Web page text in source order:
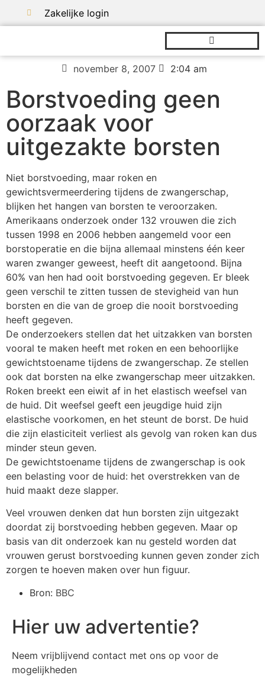
Zakelijke login
november 8, 2007 2:04 am
Borstvoeding geen
oorzaak voor
uitgezakte borsten
Niet borstvoeding, maar roken en
gewichtsvermeerdering tijdens de zwangerschap,
blijken het hangen van borsten te veroorzaken.
Amerikaans onderzoek onder 132 vrouwen die zich
tussen 1998 en 2006 hebben aangemeld voor een
borstoperatie en die bijna allemaal minstens één keer
waren zwanger geweest, heeft dit aangetoond. Bijna
60% van hen had ooit borstvoeding gegeven. Er bleek
geen verschil te zitten tussen de stevigheid van hun
borsten en die van de groep die nooit borstvoeding
heeft gegeven.
De onderzoekers stellen dat het uitzakken van borsten
vooral te maken heeft met roken en een behoorlijke
gewichtstoename tijdens de zwangerschap. Ze stellen
ook dat borsten na elke zwangerschap meer uitzakken.
Roken breekt een eiwit af in het elastisch weefsel van
de huid. Dit weefsel geeft een jeugdige huid zijn
elastische voorkomen, en het steunt de borst. De huid
die zijn elasticiteit verliest als gevolg van roken kan dus
minder steun geven.
De gewichtstoename tijdens de zwangerschap is ook
een belasting voor de huid: het overstrekken van de
huid maakt deze slapper.
Veel vrouwen denken dat hun borsten zijn uitgezakt
doordat zij borstvoeding hebben gegeven. Maar op
basis van dit onderzoek kan nu gesteld worden dat
vrouwen gerust borstvoeding kunnen geven zonder zich
zorgen te hoeven maken over hun figuur.
Bron: BBC
Hier uw advertentie?
Neem vrijblijvend contact met ons op voor de
mogelijkheden